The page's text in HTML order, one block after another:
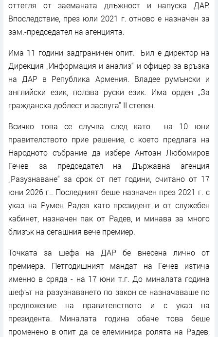
оттегля от заеманата длъжност и напуска ДАР.
Впоследствие, през юли 2021 г. отново е назначен за
зам.-председател на агенцията.
Има 11 години задграничен опит. Бил е директор на
Дирекция „Информация и анализ“ и офицер за връзка
на ДАР в Република Армения. Владее румънски и
английски език, ползва руски език. Има орден „За
гражданска доблест и заслуга“ II степен.
Всичко това се случва след като на 10 юни
правителството прие решение, с което предлага на
Народното събрание да избере Антоан Любомиров
Гечев за председател на Държавна агенция
„Разузнаване“ за срок от пет години, считано от 17
юни 2026 г.. Последният беше назначен през 2021 г. с
указ на Румен Радев като президент и от служебен
кабинет, назначен пак от Радев, и минава за много
близък на сегашния вече премиер.
Точката за шефа на ДАР бе внесена лично от
премиера. Петгодишният мандат на Гечев изтича
именно в сряда - на 17 юни т.г. До миналата година
шефът на разузнаването по закон се назначаваше по
предложение на правителството и с указ на
президента. Миналата година обаче това беше
променено в опит да се елеминира ролята на Радев,